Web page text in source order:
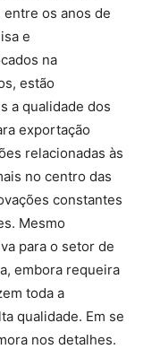
os anos de
e
na
estão
a qualidade dos
exportação
relacionadas às
no centro das
constantes
Mesmo
para o setor de
embora requeira
toda a
qualidade. Em se
nos detalhes.